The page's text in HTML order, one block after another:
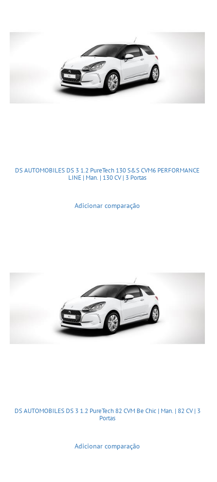
DS AUTOMOBILES DS 3 1.2 PureTech 130 S&S CVM6 PERFORMANCE
LINE | Man. | 130 CV | 3 Portas
Adicionar comparação
DS AUTOMOBILES DS 3 1.2 PureTech 82 CVM Be Chic | Man. | 82 CV | 3
Portas
Adicionar comparação